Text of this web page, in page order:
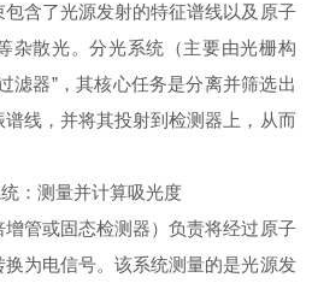
含了光源发射的特征谱线以及原子
杂散光。分光系统（主要由光栅构
滤器”，其核心任务是分离并筛选出
线，并将其投射到检测器上，从而
：测量并计算吸光度
管或固态检测器）负责将经过原子
为电信号。该系统测量的是光源发